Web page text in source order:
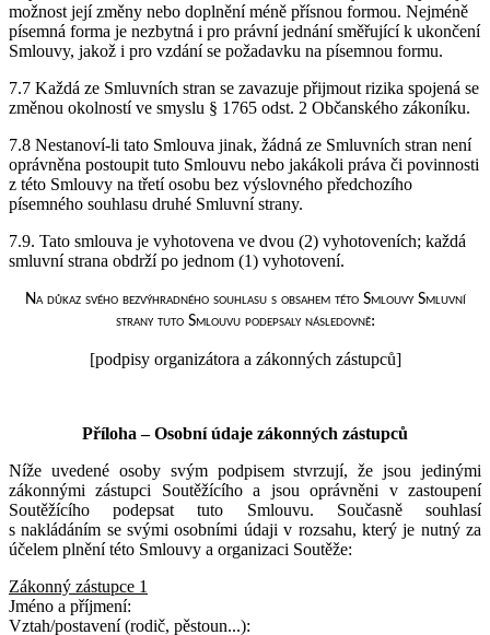
možnost její změny nebo doplnění méně přísnou formou. Nejméně
písemná forma je nezbytná i pro právní jednání směřující k ukončení
Smlouvy, jakož i pro vzdání se požadavku na písemnou formu.
7.7 Každá ze Smluvních stran se zavazuje přijmout rizika spojená se
změnou okolností ve smyslu § 1765 odst. 2 Občanského zákoníku.
7.8 Nestanoví-li tato Smlouva jinak, žádná ze Smluvních stran není
oprávněna postoupit tuto Smlouvu nebo jakákoli práva či povinnosti
z této Smlouvy na třetí osobu bez výslovného předchozího
písemného souhlasu druhé Smluvní strany.
7.9. Tato smlouva je vyhotovena ve dvou (2) vyhotoveních; každá
smluvní strana obdrží po jednom (1) vyhotovení.
Na důkaz svého bezvýhradného souhlasu s obsahem této Smlouvy Smluvní
strany tuto Smlouvu podepsaly následovně:
[podpisy organizátora a zákonných zástupců]
Příloha – Osobní údaje zákonných zástupců
Níže uvedené osoby svým podpisem stvrzují, že jsou jedinými
zákonnými zástupci Soutěžícího a jsou oprávněni v zastoupení
Soutěžícího podepsat tuto Smlouvu. Současně souhlasí
s nakládáním se svými osobními údaji v rozsahu, který je nutný za
účelem plnění této Smlouvy a organizaci Soutěže:
Zákonný zástupce 1
Jméno a příjmení:
Vztah/postavení (rodič, pěstoun...):